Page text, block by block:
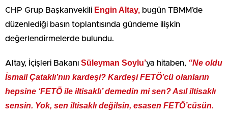
CHP Grup Başkanvekili Engin Altay, bugün TBMM’de
düzenlediği basın toplantısında gündeme ilişkin
değerlendirmelerde bulundu.
Altay, İçişleri Bakanı Süleyman Soylu’ya hitaben, “Ne oldu
İsmail Çataklı’nın kardeşi? Kardeşi FETÖ’cü olanların
hepsine ‘FETÖ ile iltisaklı’ demedin mi sen? Asıl iltisaklı
sensin. Yok, sen iltisaklı değilsin, esasen FETÖ’cüsün.